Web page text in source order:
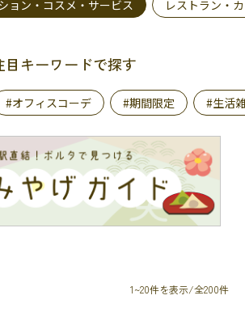
ョン・コスメ・サービス レストラン・
目キーワードで探す
#オフィスコーデ #期間限定 #生活
1~20件を表示/全200件